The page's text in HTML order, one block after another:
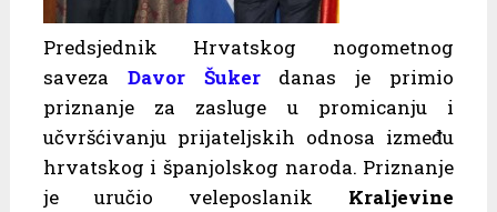
Predsjednik Hrvatskog nogometnog
saveza Davor Šukerdanas je primio
priznanje za zasluge u promicanju i
učvršćivanju prijateljskih odnosa između
hrvatskog i španjolskog naroda. Priznanje
je uručio veleposlanik Kraljevine